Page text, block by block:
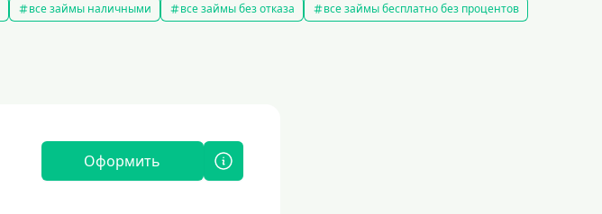
все займы наличными все займы без отказа
все займы бесплатно без процентов
Оформить